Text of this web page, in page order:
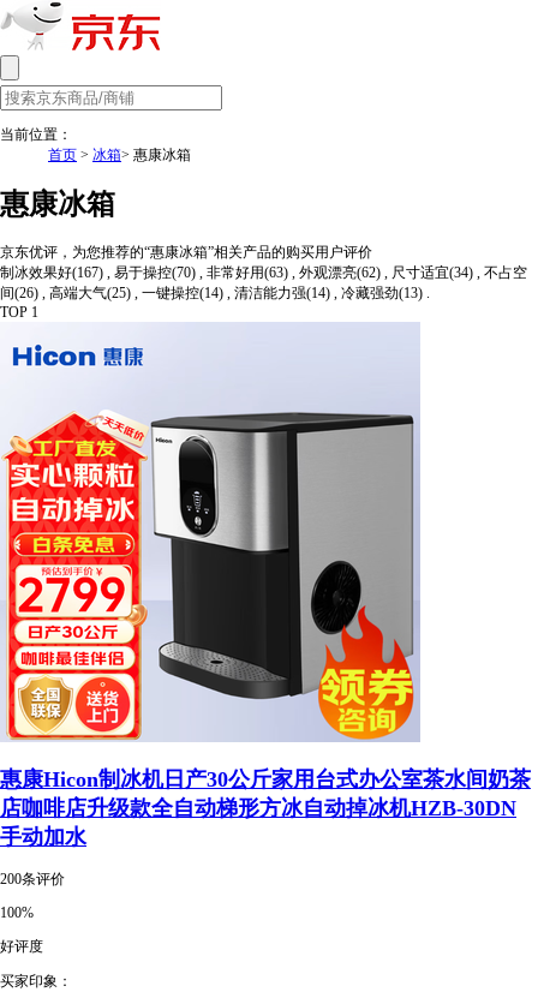
当前位置：
首页 > 冰箱> 惠康冰箱
惠康冰箱
京东优评，为您推荐的“惠康冰箱”相关产品的购买用户评价
制冰效果好(167) , 易于操控(70) , 非常好用(63) , 外观漂亮(62) , 尺寸适宜(34) , 不占空
间(26) , 高端大气(25) , 一键操控(14) , 清洁能力强(14) , 冷藏强劲(13) .
TOP 1
惠康Hicon制冰机日产30公斤家用台式办公室茶水间奶茶
店咖啡店升级款全自动梯形方冰自动掉冰机HZB-30DN
手动加水
200条评价
100%
好评度
买家印象：